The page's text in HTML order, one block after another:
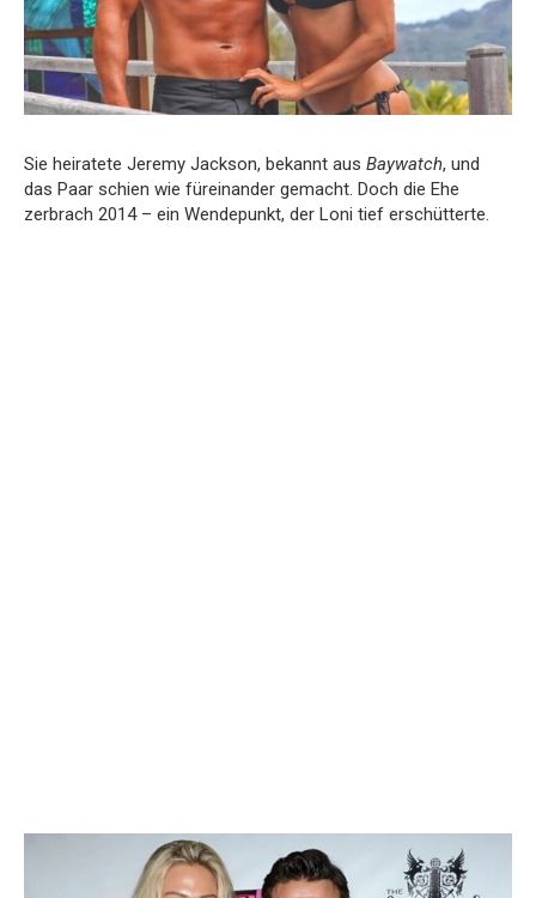
Sie heiratete Jeremy Jackson, bekannt aus Baywatch, und
das Paar schien wie füreinander gemacht. Doch die Ehe
zerbrach 2014 – ein Wendepunkt, der Loni tief erschütterte.